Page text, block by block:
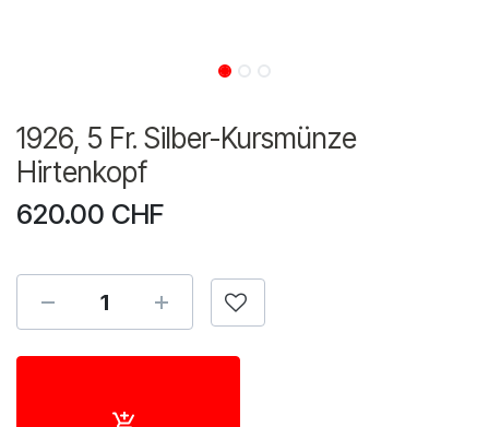
1926, 5 Fr. Silber-Kursmünze
Hirtenkopf
620.00 CHF